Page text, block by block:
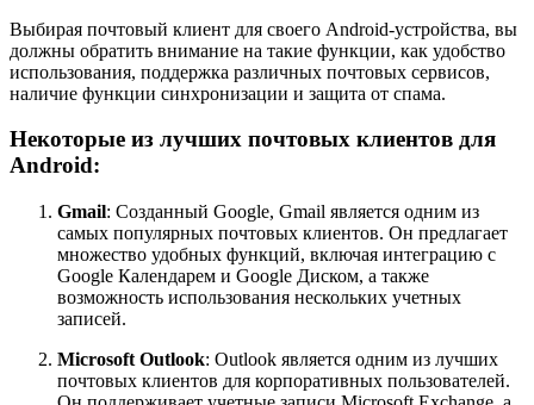
Выбирая почтовый клиент для своего Android-устройства, вы
должны обратить внимание на такие функции, как удобство
использования, поддержка различных почтовых сервисов,
наличие функции синхронизации и защита от спама.
Некоторые из лучших почтовых клиентов для
Android:
Gmail: Созданный Google, Gmail является одним из
самых популярных почтовых клиентов. Он предлагает
множество удобных функций, включая интеграцию с
Google Календарем и Google Диском, а также
возможность использования нескольких учетных
записей.
Microsoft Outlook: Outlook является одним из лучших
почтовых клиентов для корпоративных пользователей.